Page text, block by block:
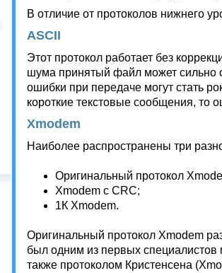
В отличие от протоколов нижнего
ASCII
Этот протокол работает без
шума принятый файл может сильно
ошибки при передаче могут стать
короткие текстовые сообщения, то
Xmodem
Наиболее распространены три
Оригинальный протокол
Xmodem с CRC;
1К Xmodem.
Оригинальный протокол Xmodem
был одним из первых специалистов
также протоколом Кристенсена